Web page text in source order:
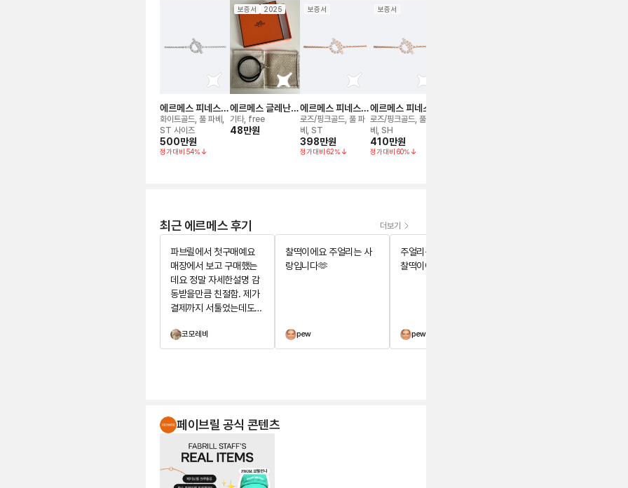
에르메스 피네스
브레이슬릿
화이트골드, 풀 파베,
ST 사이즈
500만원
정가대비 54%
보증서 2025
에르메스 글레난
더블 투어 브레이
슬릿
기타, free
48만원
보증서
에르메스 피네스
브레이슬릿
로즈/핑크골드, 풀 파
베, ST
398만원
정가대비 62%
보증서
에르메스 피네스
브레이슬릿
로즈/핑크골드, 풀 파
베, SH
410만원
정가대비 60%
최근 에르메스 후기 더보기
파브릴에서 첫구매예요
매장에서 보고 구매했는
데요 정말 자세한설명 감
동받을만큼 친절함. 제가
결제까지 서툴었는데도
망하지않게 배려해주심에
아주 기분좋은 구매를 하
코모레비
찰떡이에요 주얼리는 사
랑입니다🫶
pew
주얼리는 사랑입니다🫶
찰떡이에요
pew
페이브릴 공식 콘텐츠